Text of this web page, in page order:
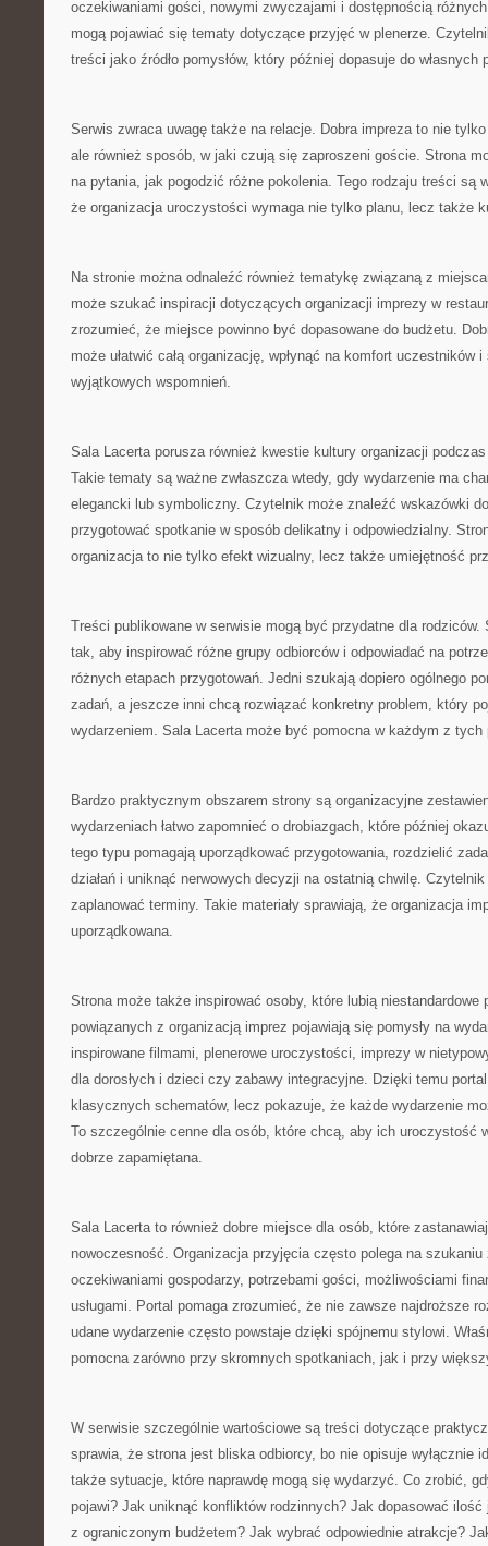
oczekiwaniami gości, nowymi zwyczajami i dostępnością
mogą pojawiać się tematy dotyczące przyjęć w plenerze.
treści jako źródło pomysłów, który później dopasuje do
Serwis zwraca uwagę także na relacje. Dobra impreza to nie
ale również sposób, w jaki czują się zaproszeni goście. Strona
na pytania, jak pogodzić różne pokolenia. Tego rodzaju treści są
że organizacja uroczystości wymaga nie tylko planu, lecz także
Na stronie można odnaleźć również tematykę związaną z
może szukać inspiracji dotyczących organizacji imprezy w
zrozumieć, że miejsce powinno być dopasowane do budżetu.
może ułatwić całą organizację, wpłynąć na komfort uczestników i
wyjątkowych wspomnień.
Sala Lacerta porusza również kwestie kultury organizacji
Takie tematy są ważne zwłaszcza wtedy, gdy wydarzenie ma
elegancki lub symboliczny. Czytelnik może znaleźć wskazówki
przygotować spotkanie w sposób delikatny i odpowiedzialny.
organizacja to nie tylko efekt wizualny, lecz także umiejętność
Treści publikowane w serwisie mogą być przydatne dla rodziców.
tak, aby inspirować różne grupy odbiorców i odpowiadać na
różnych etapach przygotowań. Jedni szukają dopiero ogólnego
zadań, a jeszcze inni chcą rozwiązać konkretny problem, który
wydarzeniem. Sala Lacerta może być pomocna w każdym z tych
Bardzo praktycznym obszarem strony są organizacyjne
wydarzeniach łatwo zapomnieć o drobiazgach, które później
tego typu pomagają uporządkować przygotowania, rozdzielić
działań i uniknąć nerwowych decyzji na ostatnią chwilę.
zaplanować terminy. Takie materiały sprawiają, że organizacja
uporządkowana.
Strona może także inspirować osoby, które lubią niestandardowe
powiązanych z organizacją imprez pojawiają się pomysły na
inspirowane filmami, plenerowe uroczystości, imprezy w
dla dorosłych i dzieci czy zabawy integracyjne. Dzięki temu
klasycznych schematów, lecz pokazuje, że każde wydarzenie
To szczególnie cenne dla osób, które chcą, aby ich uroczystość
dobrze zapamiętana.
Sala Lacerta to również dobre miejsce dla osób, które
nowoczesność. Organizacja przyjęcia często polega na szukaniu
oczekiwaniami gospodarzy, potrzebami gości, możliwościami
usługami. Portal pomaga zrozumieć, że nie zawsze najdroższe
udane wydarzenie często powstaje dzięki spójnemu stylowi.
pomocna zarówno przy skromnych spotkaniach, jak i przy
W serwisie szczególnie wartościowe są treści dotyczące
sprawia, że strona jest bliska odbiorcy, bo nie opisuje wyłącznie
także sytuacje, które naprawdę mogą się wydarzyć. Co zrobić,
pojawi? Jak uniknąć konfliktów rodzinnych? Jak dopasować
z ograniczonym budżetem? Jak wybrać odpowiednie atrakcje?